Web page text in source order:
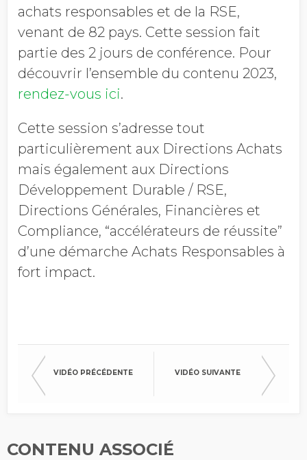
achats responsables et de la RSE,
venant de 82 pays. Cette session fait
partie des 2 jours de conférence. Pour
découvrir l’ensemble du contenu 2023,
rendez-vous ici.
Cette session s’adresse tout
particulièrement aux Directions Achats
mais également aux Directions
Développement Durable / RSE,
Directions Générales, Financières et
Compliance, “accélérateurs de réussite”
d’une démarche Achats Responsables à
fort impact.
VIDÉO PRÉCÉDENTE VIDÉO SUIVANTE
CONTENU ASSOCIÉ